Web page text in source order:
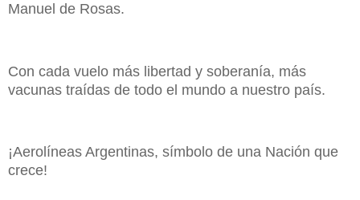
Manuel de Rosas.
Con cada vuelo más libertad y soberanía, más
vacunas traídas de todo el mundo a nuestro país.
¡Aerolíneas Argentinas, símbolo de una Nación que
crece!